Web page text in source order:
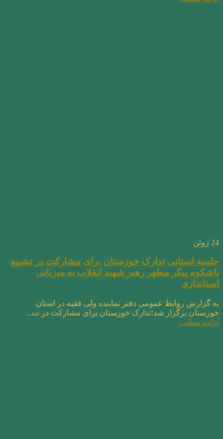
24 ژوئن
جلسه استانی تدارک خوزستان برای مشارکت در تشییع
باشکوه پیکر مطهر رهبر شهید انقلاب به میزبانی
استانداری
به گزارش روابط عمومی دفتر نماینده ولی فقیه در استان
خوزستان برگزار شد؛تدارک خوزستان برای مشارکت در ت...
ادامه مطلب